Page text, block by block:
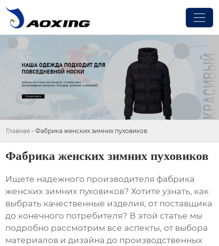
Главная - Фабрика женских зимних пуховиков
Фабрика женских зимних пуховиков
Ищете надежного производителя фабрика
женских зимних пуховиков? Хотите узнать, как
выбрать качественные изделия, от поставщика
до конечного потребителя? В этой статье мы
подробно рассмотрим все аспекты, от выбора
материалов и дизайна до производственных